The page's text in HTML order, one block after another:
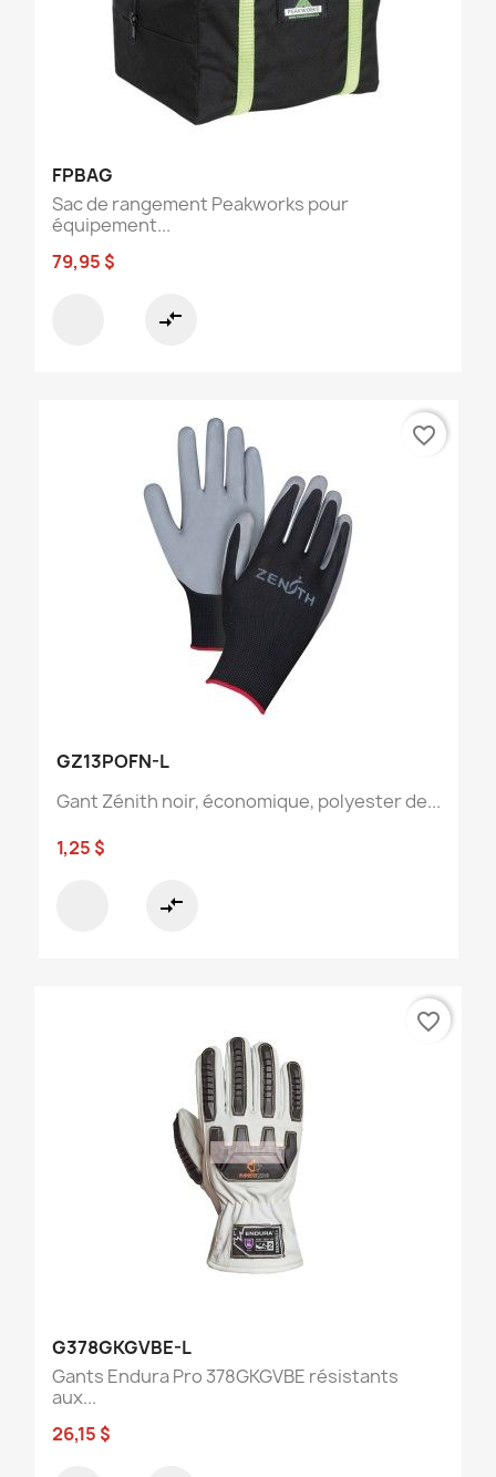
FPBAG
Sac de rangement Peakworks pour
équipement...
79,95 $
compare_arrows
GZ13POFN-L
Gant Zénith noir, économique, polyester de...
1,25 $
compare_arrows
favorite_border
G378GKGVBE-L
Gants Endura Pro 378GKGVBE résistants
aux...
26,15 $
favorite_border